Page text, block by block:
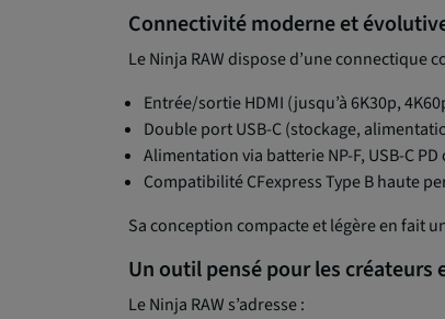
Connectivité moderne et
Le Ninja RAW dispose d’une connectique
Entrée/sortie HDMI (jusqu’à 6K30p,
Double port USB-C (stockage,
Alimentation via batterie NP-F, USB-C
Compatibilité CFexpress Type B haute
Sa conception compacte et légère en fait
Un outil pensé pour les créateurs
Le Ninja RAW s’adresse :